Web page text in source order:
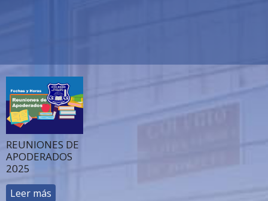
REUNIONES DE
APODERADOS
2025
Leer más